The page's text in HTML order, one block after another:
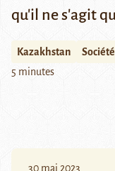
qu'il ne s'agit
Kazakhstan
5 minutes
30 mai 2023